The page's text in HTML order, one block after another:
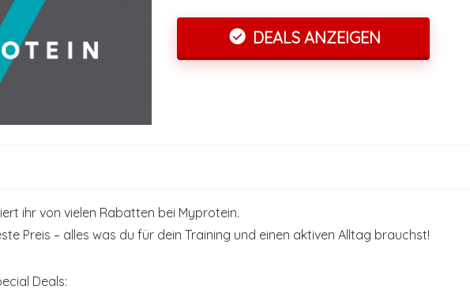
DEALS ANZEIGEN
ihr von vielen Rabatten bei Myprotein.
Preis – alles was du für dein Training und einen aktiven Alltag brauchst!
Deals: